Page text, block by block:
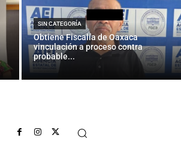
SIN CATEGORÍA
Obtiene Fiscalía de Oaxaca
vinculación a proceso contra
probable...